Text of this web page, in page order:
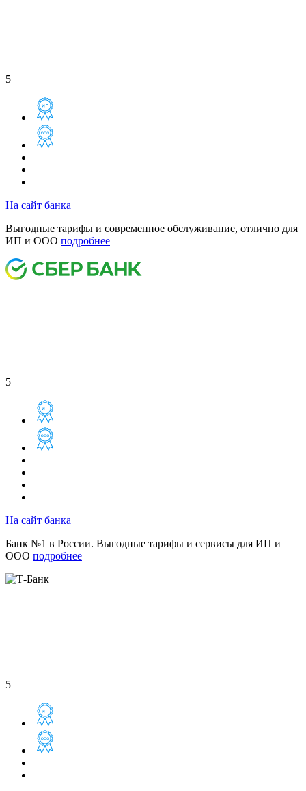
5
На сайт банка
Выгодные тарифы и современное обслуживание, отлично для
ИП и ООО подробнее
5
На сайт банка
Банк №1 в России. Выгодные тарифы и сервисы для ИП и
ООО подробнее
5